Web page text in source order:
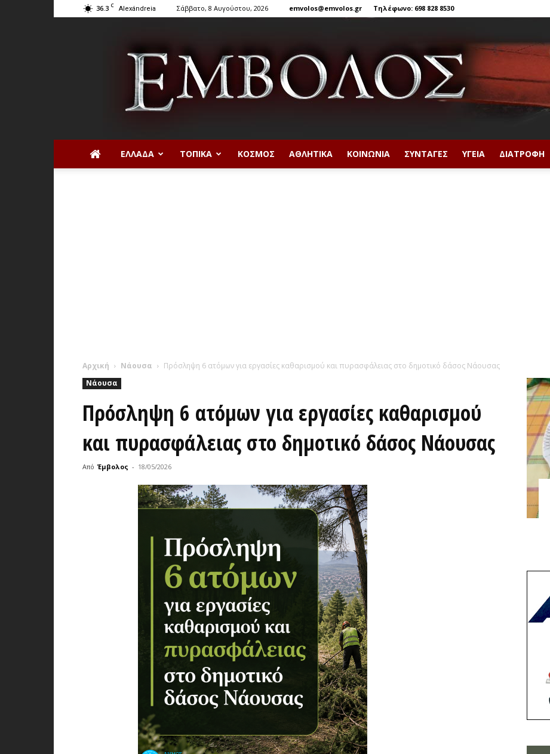
36.3 C Alexándreia Σάββατο, 8 Αυγούστου, 2026 emvolos@emvolos.gr Τηλέφωνο: 698 828 8530
ΕΛΛΆΔΑ ΤΟΠΙΚΆ ΚΌΣΜΟΣ ΑΘΛΗΤΙΚΆ ΚΟΙΝΩΝΊΑ ΣΥΝΤΑΓΈΣ ΥΓΕΊΑ ΔΙΑΤΡΟΦΉ
Αρχική Νάουσα
Πρόσληψη 6 ατόμων για εργασίες καθαρισμού και πυρασφάλειας στο δημοτικό δάσος Νάουσας
Νάουσα
Πρόσληψη 6 ατόμων για εργασίες καθαρισμού
και πυρασφάλειας στο δημοτικό δάσος Νάουσας
Από Έμβολος - 18/05/2026